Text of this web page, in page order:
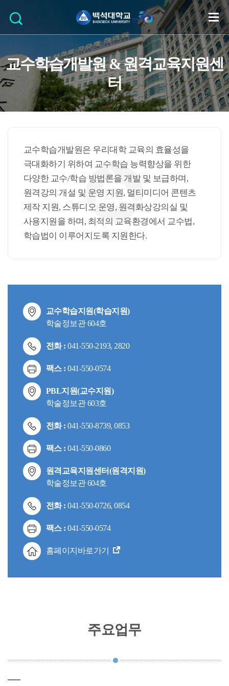
교수학습개발원 & 원격교육지원센
터
교수학습개발원은 우리대학 교육의 효율성을
극대화하기 위하여 교수학습 능력향상을 위한
다양한 교수/학습 방법론을 개발 및 보급하며,
원격강의 개설 및 운영 지원, 멀티미디어 콘텐츠
제작 지원, 스튜디오 운영, 원격화상강의실 및
사용지원을 하며, 최적의 교육환경에서 교수법,
학습법이 이루어지도록 지원한다.
교수학습지원(학습지원)
학술정보관 604호
전화 :041-550-2193, 2820
팩스 :041-550-0574
PBL지원(교수지원)
학술정보관 603호
전화 :041-550-8739, 0853
팩스 :041-550-0860
원격교육지원센터(원격지원)
학술정보관 604호
전화 :041-550-0726, 0854
팩스 :041-550-0574
홈페이지바로가기
주요업무